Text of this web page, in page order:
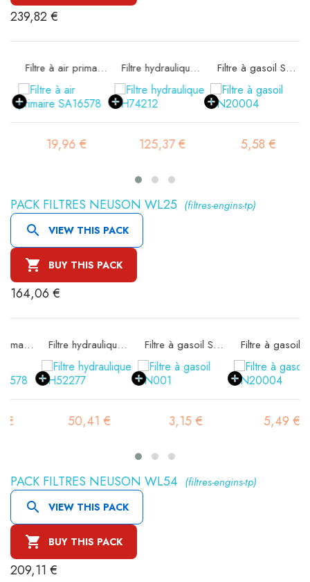
239,82 €
Filtre à air primaire SA16578
19,96 €
Filtre hydraulique SH74212
125,37 €
Filtre à gasoil SN20004
5,58 €
PACK FILTRES NEUSON WL25 (filtres-engins-tp)
 VIEW THIS PACK
 BUY THIS PACK
164,06 €
Filtre hydraulique SH52277
50,41 €
Filtre à gasoil SN001
3,15 €
Filtre à gasoil SN20004
5,49 €
PACK FILTRES NEUSON WL54 (filtres-engins-tp)
 VIEW THIS PACK
 BUY THIS PACK
209,11 €